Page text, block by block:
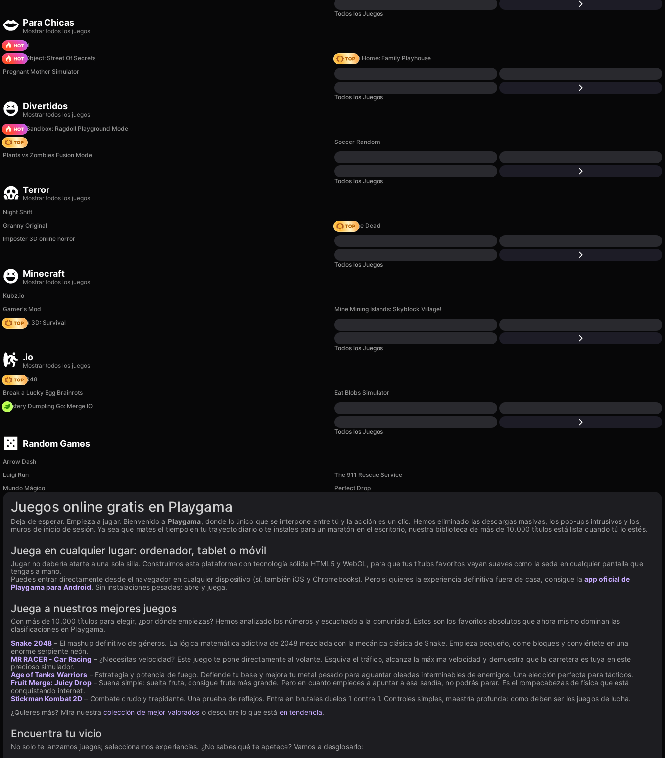
Todos los Juegos
Para Chicas
Mostrar todos los juegos
TB World
Hidden Object: Street Of Secrets
My Town Home: Family Playhouse
Pregnant Mother Simulator
Todos los Juegos
Divertidos
Mostrar todos los juegos
Sprunki Sandbox: Ragdoll Playground Mode
Hedgies
Soccer Random
Plants vs Zombies Fusion Mode
Todos los Juegos
Terror
Mostrar todos los juegos
Night Shift
Granny Original
Rise of the Dead
Imposter 3D online horror
Todos los Juegos
Minecraft
Mostrar todos los juegos
Kubz.io
Gamer's Mod
Mine Mining Islands: Skyblock Village!
Skyblock 3D: Survival
Todos los Juegos
.io
Mostrar todos los juegos
Snake 2048
Break a Lucky Egg Brainrots
Eat Blobs Simulator
Mystery Dumpling Go: Merge IO
Todos los Juegos
Random Games
Arrow Dash
Luigi Run
The 911 Rescue Service
Mundo Mágico
Perfect Drop
Juegos online gratis en Playgama
Deja de esperar. Empieza a jugar. Bienvenido a Playgama, donde lo único que se interpone entre tú y la acción es un clic. Hemos eliminado las descargas masivas, los pop-ups intrusivos y los
muros de inicio de sesión. Ya sea que mates el tiempo en tu trayecto diario o te instales para un maratón en el escritorio, nuestra biblioteca de más de 10.000 títulos está lista cuando tú lo estés.
Juega en cualquier lugar: ordenador, tablet o móvil
Jugar no debería atarte a una sola silla. Construimos esta plataforma con tecnología sólida HTML5 y WebGL, para que tus títulos favoritos vayan suaves como la seda en cualquier pantalla que
tengas a mano.
Puedes entrar directamente desde el navegador en cualquier dispositivo (sí, también iOS y Chromebooks). Pero si quieres la experiencia definitiva fuera de casa, consigue la app oficial de
Playgama para Android. Sin instalaciones pesadas: abre y juega.
Juega a nuestros mejores juegos
Con más de 10.000 títulos para elegir, ¿por dónde empiezas? Hemos analizado los números y escuchado a la comunidad. Estos son los favoritos absolutos que ahora mismo dominan las
clasificaciones en Playgama.
Snake 2048 – El mashup definitivo de géneros. La lógica matemática adictiva de 2048 mezclada con la mecánica clásica de Snake. Empieza pequeño, come bloques y conviértete en una
enorme serpiente neón.
MR RACER - Car Racing – ¿Necesitas velocidad? Este juego te pone directamente al volante. Esquiva el tráfico, alcanza la máxima velocidad y demuestra que la carretera es tuya en este
precioso simulador.
Age of Tanks Warriors – Estrategia y potencia de fuego. Defiende tu base y mejora tu metal pesado para aguantar oleadas interminables de enemigos. Una elección perfecta para tácticos.
Fruit Merge: Juicy Drop– Suena simple: suelta fruta, consigue fruta más grande. Pero en cuanto empieces a apuntar a esa sandía, no podrás parar. Es el rompecabezas de física que está
conquistando internet.
Stickman Kombat 2D – Combate crudo y trepidante. Una prueba de reflejos. Entra en brutales duelos 1 contra 1. Controles simples, maestría profunda: como deben ser los juegos de lucha.
¿Quieres más? Mira nuestracolección de mejor valorados o descubre lo que está en tendencia.
Encuentra tu vicio
No solo te lanzamos juegos; seleccionamos experiencias. ¿No sabes qué te apetece? Vamos a desglosarlo: